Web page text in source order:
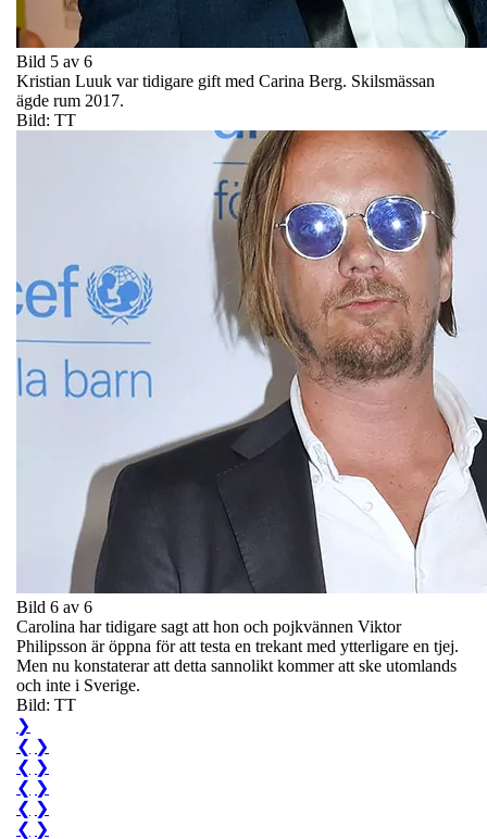
Bild 5 av 6
Kristian Luuk var tidigare gift med Carina Berg. Skilsmässan
ägde rum 2017.
Bild: TT
Bild 6 av 6
Carolina har tidigare sagt att hon och pojkvännen Viktor
Philipsson är öppna för att testa en trekant med ytterligare en tjej.
Men nu konstaterar att detta sannolikt kommer att ske utomlands
och inte i Sverige.
Bild: TT
❯
❮ ❯
❮ ❯
❮ ❯
❮ ❯
❮ ❯